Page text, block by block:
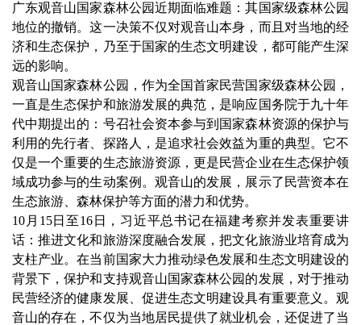
广东观音山国家森林公园近期面临难题：其国家级森林公园
地位的撤销。这一决策不仅对观音山本身，而且对当地的经
济和生态保护，乃至于国家的生态文明建设，都可能产生深
远的影响。
观音山国家森林公园，作为全国首家民营国家级森林公园，
一直是生态保护和旅游发展的典范，是响应国务院于九十年
代中期提出的：号召社会资本参与到国家森林资源的保护与
利用的先行者、探路人，是追求社会效益为重的典型。它不
仅是一个重要的生态旅游资源，更是民营企业在生态保护领
域成功参与的生动案例。观音山的发展，展示了民营资本在
生态旅游、森林保护等方面的潜力和优势。
10月15日至16日，习近平总书记在福建考察并发表重要讲
话：推进文化和旅游深度融合发展，把文化旅游业培育成为
支柱产业。在当前国家大力推动绿色发展和生态文明建设的
背景下，保护和支持观音山国家森林公园的发展，对于推动
民营经济的健康发展、促进生态文明建设具有重要意义。观
音山的存在，不仅为当地居民提供了就业机会，还促进了当